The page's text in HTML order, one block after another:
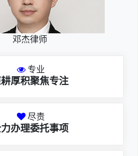
邓杰律师
专业
厚积聚焦专注
尽责
办理委托事项